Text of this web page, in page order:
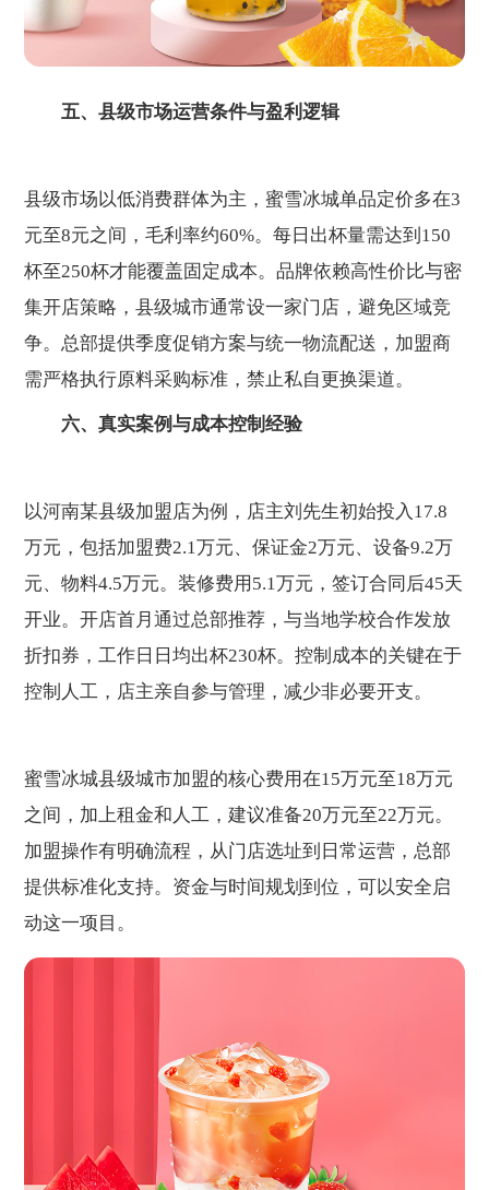
五、县级市场运营条件与盈利逻辑
县级市场以低消费群体为主，蜜雪冰城单品定价多在3
元至8元之间，毛利率约60%。每日出杯量需达到150
杯至250杯才能覆盖固定成本。品牌依赖高性价比与密
集开店策略，县级城市通常设一家门店，避免区域竞
争。总部提供季度促销方案与统一物流配送，加盟商
需严格执行原料采购标准，禁止私自更换渠道。
六、真实案例与成本控制经验
以河南某县级加盟店为例，店主刘先生初始投入17.8
万元，包括加盟费2.1万元、保证金2万元、设备9.2万
元、物料4.5万元。装修费用5.1万元，签订合同后45天
开业。开店首月通过总部推荐，与当地学校合作发放
折扣券，工作日日均出杯230杯。控制成本的关键在于
控制人工，店主亲自参与管理，减少非必要开支。
蜜雪冰城县级城市加盟的核心费用在15万元至18万元
之间，加上租金和人工，建议准备20万元至22万元。
加盟操作有明确流程，从门店选址到日常运营，总部
提供标准化支持。资金与时间规划到位，可以安全启
动这一项目。